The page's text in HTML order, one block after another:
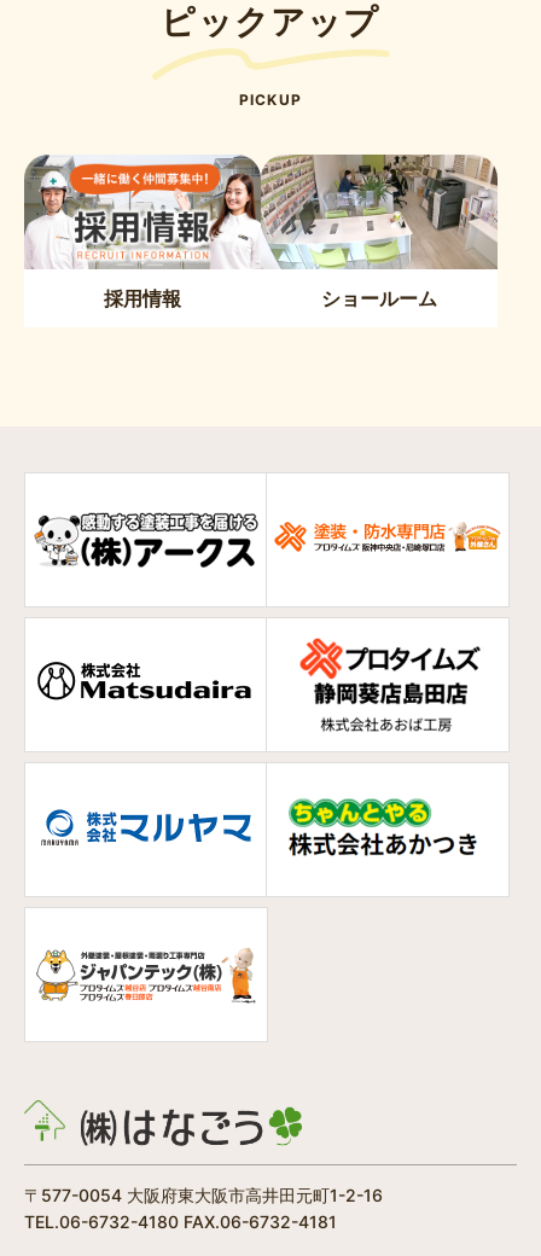
ピックアップ
PICKUP
採用情報 ショールーム
〒577-0054 大阪府東大阪市高井田元町1-2-16
TEL.06-6732-4180 FAX.06-6732-4181